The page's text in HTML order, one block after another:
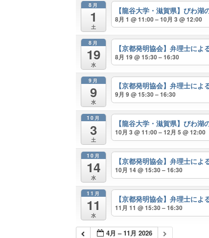
8月
1
土
【龍谷大学・滋賀県】びわ
8月 1 @ 11:00 – 10月 3 @ 12:00
8月
19
水
【京都発明協会】弁理士に
8月 19 @ 15:30 – 16:30
9月
9
水
【京都発明協会】弁理士に
9月 9 @ 15:30 – 16:30
10月
3
土
【龍谷大学・滋賀県】びわ
10月 3 @ 11:00 – 12月 5 @ 12:00
10月
14
水
【京都発明協会】弁理士に
10月 14 @ 15:30 – 16:30
11月
11
水
【京都発明協会】弁理士に
11月 11 @ 15:30 – 16:30
4月 – 11月 2026